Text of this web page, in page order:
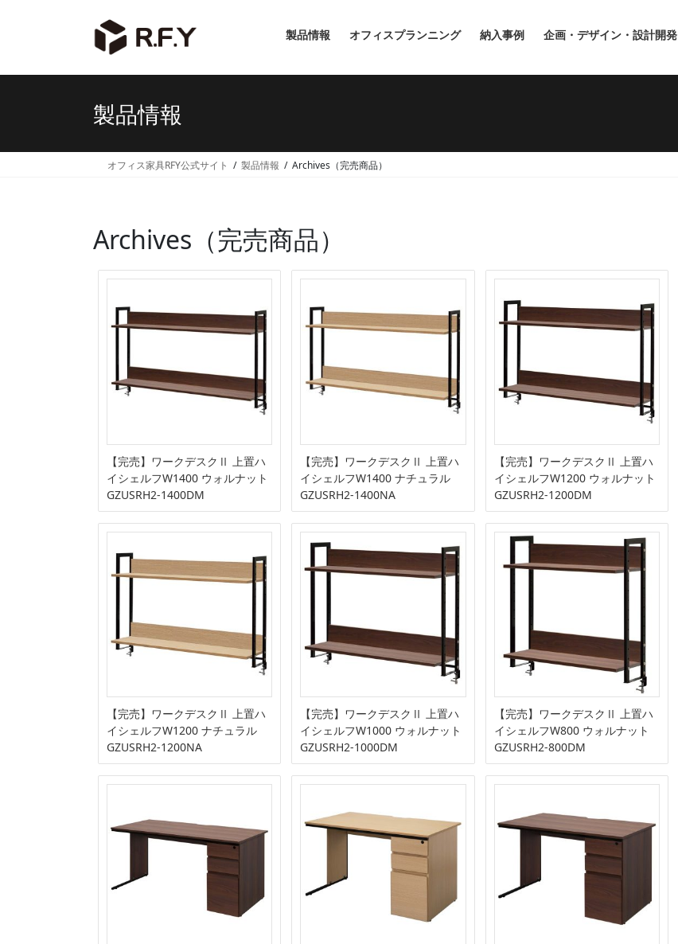
製品情報 オフィスプランニング 納入事例 企画・デザイン・設計開発
製品情報
オフィス家具RFY公式サイト 製品情報 Archives（完売商品）
Archives（完売商品）
【完売】ワークデスクⅡ 上置ハ
イシェルフW1400 ウォルナット
GZUSRH2-1400DM
【完売】ワークデスクⅡ 上置ハ
イシェルフW1400 ナチュラル
GZUSRH2-1400NA
【完売】ワークデスクⅡ 上置ハ
イシェルフW1200 ウォルナット
GZUSRH2-1200DM
【完売】ワークデスクⅡ 上置ハ
イシェルフW1200 ナチュラル
GZUSRH2-1200NA
【完売】ワークデスクⅡ 上置ハ
イシェルフW1000 ウォルナット
GZUSRH2-1000DM
【完売】ワークデスクⅡ 上置ハ
イシェルフW800 ウォルナット
GZUSRH2-800DM